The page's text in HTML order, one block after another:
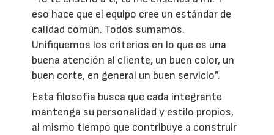
eso hace que el equipo cree un estándar de
calidad común. Todos sumamos.
Unifiquemos los criterios en lo que es una
buena atención al cliente, un buen color, un
buen corte, en general un buen servicio”.
Esta filosofía busca que cada integrante
mantenga su personalidad y estilo propios,
al mismo tiempo que contribuye a construir